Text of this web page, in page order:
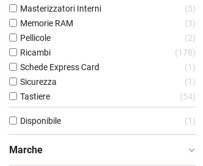
Masterizzatori Interni
5
Memorie RAM
3
Pellicole
2
Ricambi
178
Schede Express Card
1
Sicurezza
1
Tastiere
54
Disponibile 1
Marche